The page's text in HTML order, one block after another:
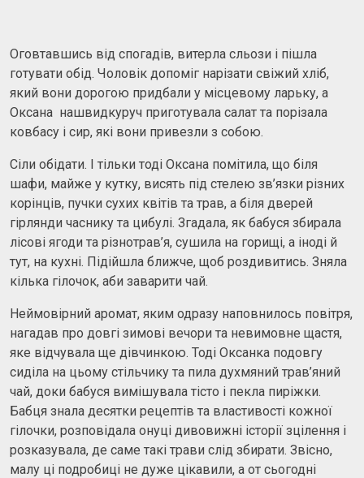
Оговтавшись від спогадів, витерла сльози і пішла
готувати обід. Чоловік допоміг нарізати свіжий хліб,
який вони дорогою придбали у місцевому ларьку, а
Оксана нашвидкуруч приготувала салат та порізала
ковбасу і сир, які вони привезли з собою.
Сіли обідати. І тільки тоді Оксана помітила, що біля
шафи, майже у кутку, висять під стелею зв’язки різних
корінців, пучки сухих квітів та трав, а біля дверей
гірлянди часнику та цибулі. Згадала, як бабуся збирала
лісові ягоди та різнотрав’я, сушила на горищі, а іноді й
тут, на кухні. Підійшла ближче, щоб роздивитись. Зняла
кілька гілочок, аби заварити чай.
Неймовірний аромат, яким одразу наповнилось повітря,
нагадав про довгі зимові вечори та невимовне щастя,
яке відчувала ще дівчинкою. Тоді Оксанка подовгу
сиділа на цьому стільчику та пила духмяний трав’яний
чай, доки бабуся вимішувала тісто і пекла пиріжки.
Бабця знала десятки рецептів та властивості кожної
гілочки, розповідала онуці дивовижні історії зцілення і
розказувала, де саме такі трави слід збирати. Звісно,
малу ці подробиці не дуже цікавили, а от сьогодні